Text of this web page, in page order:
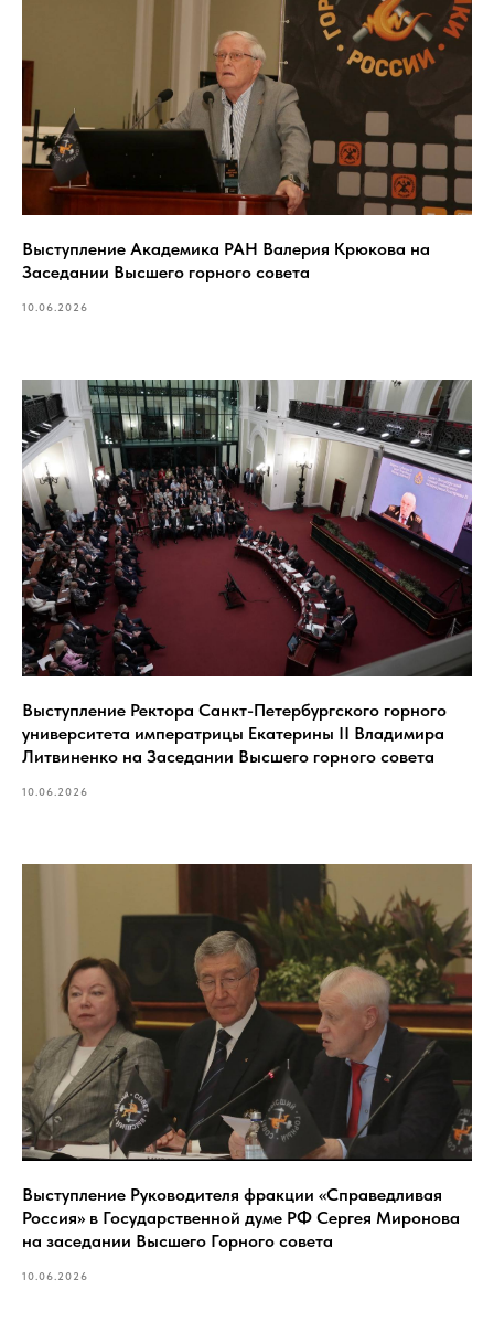
Выступление Академика РАН Валерия Крюкова на
Заседании Высшего горного совета
10.06.2026
Выступление Ректора Санкт-Петербургского горного
университета императрицы Екатерины II Владимира
Литвиненко на Заседании Высшего горного совета
10.06.2026
Выступление Руководителя фракции «Справедливая
Россия» в Государственной думе РФ Сергея Миронова
на заседании Высшего Горного совета
10.06.2026